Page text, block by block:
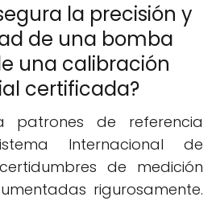
la precisión y
de una bomba
una calibración
certificada?
patrones de referencia
Internacional de
de medición
rigurosamente.